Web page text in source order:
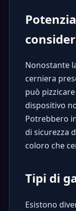
Nonostante
cerniera
può
dispositivo
Potrebbero
di sicurezza
coloro che
Tipi di
Esistono